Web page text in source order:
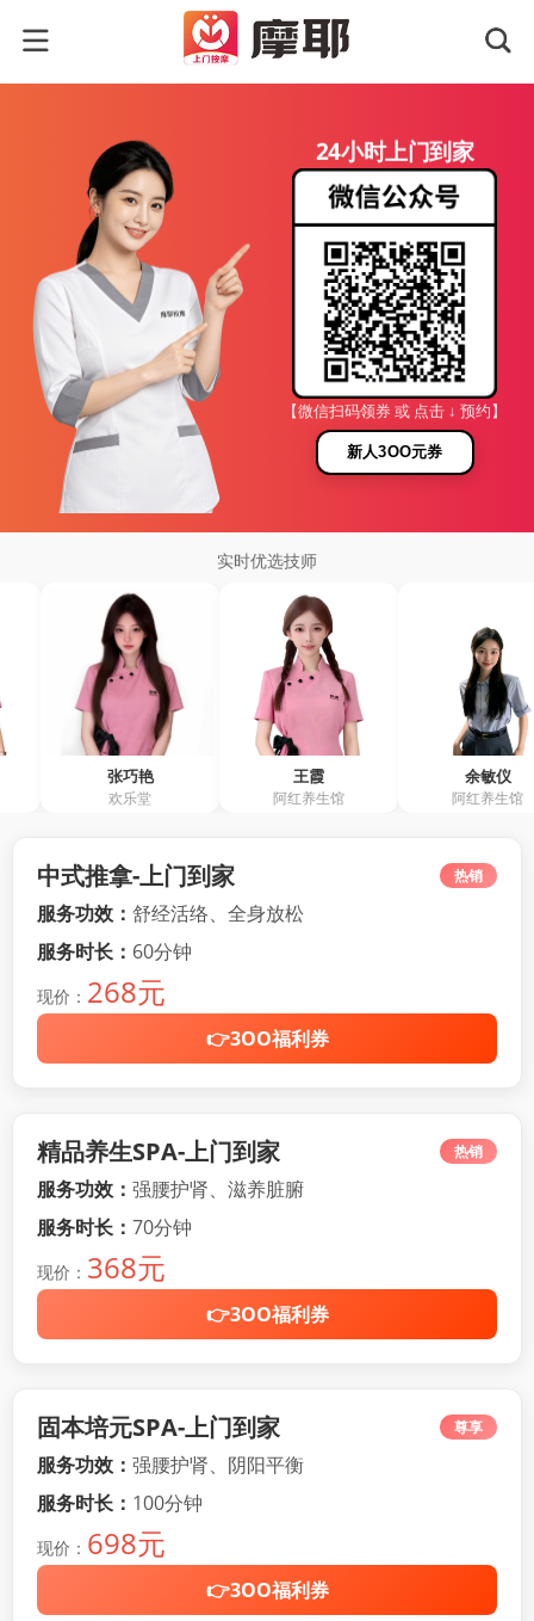
24小时上门到家
【微信扫码领券 或 点击 ↓ 预约】
新人3OO元券
实时优选技师
阿红养生馆 阿红养生馆
中式推拿-上门到家 热销
服务功效： 舒经活络、全身放松
服务时长： 60分钟
现价： 268元
👉3OO福利券
精品养生SPA-上门到家 热销
服务功效： 强腰护肾、滋养脏腑
服务时长： 70分钟
现价： 368元
👉3OO福利券
固本培元SPA-上门到家 尊享
服务功效： 强腰护肾、阴阳平衡
服务时长： 100分钟
现价： 698元
👉3OO福利券